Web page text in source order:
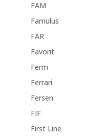
FAM
Famulus
FAR
Favorit
Ferm
Ferrari
Fersen
FIF
First Line